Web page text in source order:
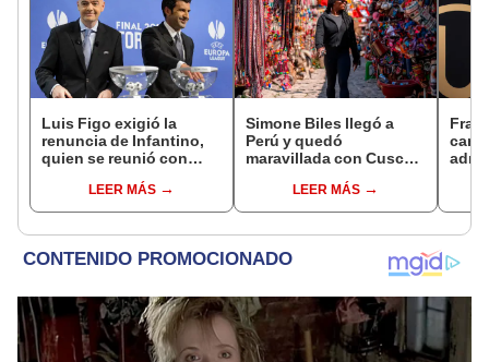
Luis Figo exigió la
renuncia de Infantino,
quien se reunió con
en Marruecos
LEER MÁS
Simone Biles llegó a
Perú y quedó
maravillada con Cusco:
lo hermoso que es este
país"
LEER MÁS